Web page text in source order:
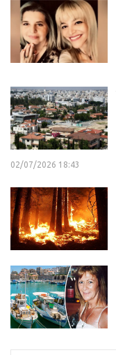
02/07/2026 18:43